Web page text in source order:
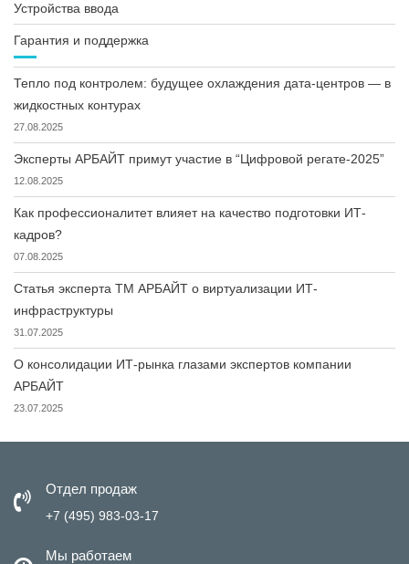
Устройства ввода
Гарантия и поддержка
Тепло под контролем: будущее охлаждения дата-центров — в
жидкостных контурах
27.08.2025
Эксперты АРБАЙТ примут участие в “Цифровой регате-2025”
12.08.2025
Как профессионалитет влияет на качество подготовки ИТ-
кадров?
07.08.2025
Статья эксперта ТМ АРБАЙТ о виртуализации ИТ-
инфраструктуры
31.07.2025
О консолидации ИТ-рынка глазами экспертов компании
АРБАЙТ
23.07.2025
Отдел продаж
+7 (495) 983-03-17
Мы работаем